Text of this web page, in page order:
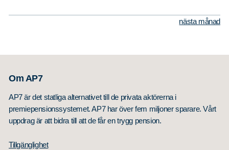
nästa månad
Om AP7
AP7 är det statliga alternativet till de privata aktörerna i
premiepensionssystemet. AP7 har över fem miljoner sparare. Vårt
uppdrag är att bidra till att de får en trygg pension.
Tillgänglighet